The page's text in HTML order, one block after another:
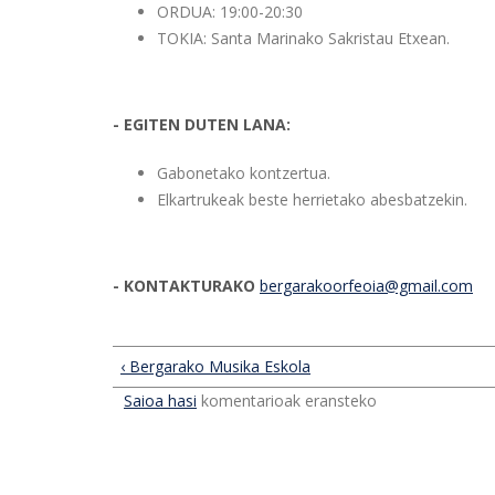
ORDUA: 19:00-20:30
TOKIA: Santa Marinako Sakristau Etxean.
- EGITEN DUTEN LANA:
Gabonetako kontzertua.
Elkartrukeak beste herrietako abesbatzekin.
- KONTAKTURAKO bergarakoorfeoia@gmail.com
‹ Bergarako Musika Eskola
Saioa hasi komentarioak eransteko